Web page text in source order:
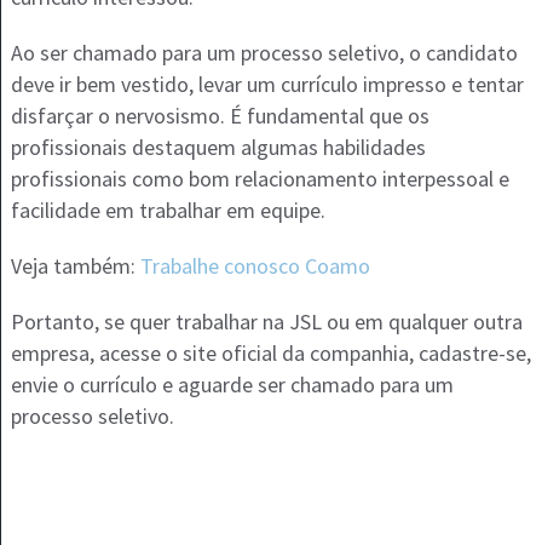
Ao ser chamado para um processo seletivo, o candidato
deve ir bem vestido, levar um currículo impresso e tentar
disfarçar o nervosismo. É fundamental que os
profissionais destaquem algumas habilidades
profissionais como bom relacionamento interpessoal e
facilidade em trabalhar em equipe.
Veja também: Trabalhe conosco Coamo
Portanto, se quer trabalhar na JSL ou em qualquer outra
empresa, acesse o site oficial da companhia, cadastre-se,
envie o currículo e aguarde ser chamado para um
processo seletivo.